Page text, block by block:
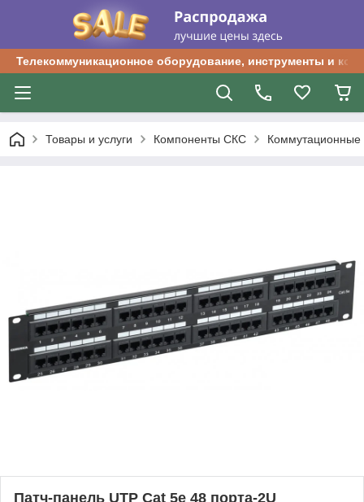
Телекоммуникационное оборудование, инструменты и
Товары и услуги Компоненты СКС Коммутационные
Патч-панель UTP Cat 5e 48 порта-2U